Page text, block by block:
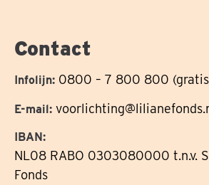
Contact
Infolijn: 0800 – 7 800 800
E-mail:
IBAN:
NL08 RABO 0303080000 t.n.v.
Fonds